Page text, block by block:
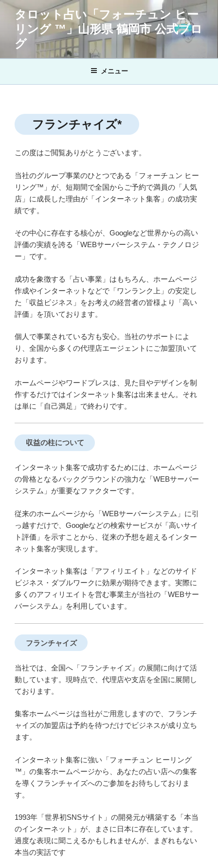
キ
タロット占い「フォーチュン ヒー
リング ™」山形県 鶴岡市 公式ブロ
グ
メニュー
フランチャイズ*
この度はご閲覧ありがとうございます。
当社のグループ事業のひとつである「フォーチュン ヒー
リング™」が、短期間で全国からご予約で満員の「人気
店」に成長した理由が「インターネット集客」の成功実
績です。
その中心に存在する核心が、Googleなど世界からの高い
評価の実績を誇る「WEBサーバーシステム・テクノロジ
ー」です。
成功を象徴する「占い事業」はもちろん、ホームページ
作成やインターネットなどで「ワンランク上」の安定し
た「収益ビジネス」をお考えの経営者の皆様より「高い
評価」を頂いております。
個人で事業されている方も安心。当社のサポートによ
り、全国から多くの代理店エージェントにご加盟頂いて
おります。
ホームページやワードプレスは、見た目やデザインを制
作するだけではインターネット集客は出来ません。それ
は単に「自己満足」で終わりです。
収益の柱について
インターネット集客で成功するためには、ホームページ
の骨格となるバックグラウンドの強力な「WEBサーバー
システム」が重要なファクターです。
従来のホームページから「WEBサーバーシステム」に引
っ越すだけで、Googleなどの検索サービスが「高いサイ
ト評価」を示すことから、従来の予想を超えるインター
ネット集客が実現します。
インターネット集客は「アフィリエイト」などのサイド
ビジネス・ダブルワークに効果が期待できます。実際に
多くのアフィリエイトを営む事業主が当社の「WEBサー
バーシステム」を利用しています。
フランチャイズ
当社では、全国へ「フランチャイズ」の展開に向けて活
動しています。現時点で、代理店や支店を全国に展開し
ております。
集客ホームページは当社がご用意しますので、フランチ
ャイズの加盟店は予約を待つだけでビジネスが成り立ち
ます。
インターネット集客に強い「フォーチュン ヒーリング
™」の集客ホームページから、あなたの占い店への集客
を導くフランチャイズへのご参加をお待ちしておりま
す。
1993年「世界初SNSサイト」の開発元が構築する「本当
のインターネット」が、まさに日本に存在しています。
過度な表現に聞こえるかもしれませんが、まぎれもない
本当の実話です